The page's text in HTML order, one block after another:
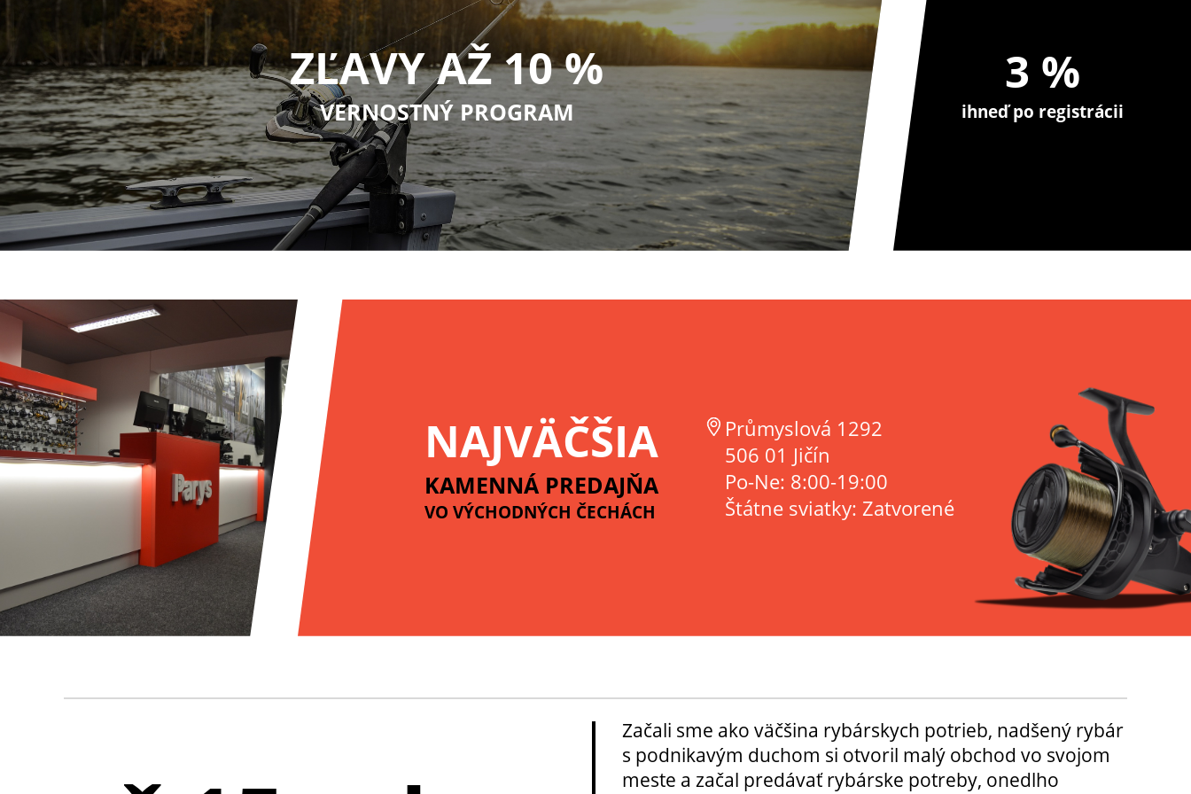
ZĽAVY AŽ 10 %
VERNOSTNÝ PROGRAM
3 %
ihneď po registrácii
NAJVÄČŠIA
KAMENNÁ PREDAJŇA
VO VÝCHODNÝCH ČECHÁCH
Průmyslová 1292
506 01 Jičín
Po-Ne: 8:00-19:00
Štátne sviatky: Zatvorené
Začali sme ako väčšina rybárskych potrieb, nadšený rybár
s podnikavým duchom si otvoril malý obchod vo svojom
meste a začal predávať rybárske potreby, onedlho